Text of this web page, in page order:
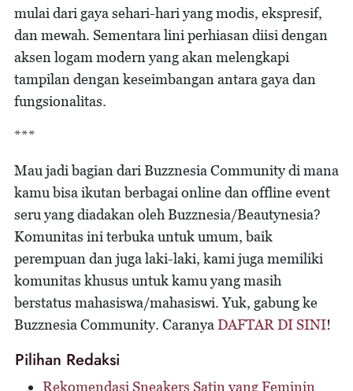
mulai dari gaya sehari-hari yang modis, ekspresif,
dan mewah. Sementara lini perhiasan diisi dengan
aksen logam modern yang akan melengkapi
tampilan dengan keseimbangan antara gaya dan
fungsionalitas.
***
Mau jadi bagian dari Buzznesia Community di mana
kamu bisa ikutan berbagai online dan offline event
seru yang diadakan oleh Buzznesia/Beautynesia?
Komunitas ini terbuka untuk umum, baik
perempuan dan juga laki-laki, kami juga memiliki
komunitas khusus untuk kamu yang masih
berstatus mahasiswa/mahasiswi. Yuk, gabung ke
Buzznesia Community. Caranya DAFTAR DI SINI!
Pilihan Redaksi
Rekomendasi Sneakers Satin yang Feminin